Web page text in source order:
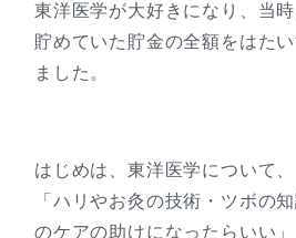
東洋医学が大好きになり、当
貯めていた貯金の全額をはた
ました。
はじめは、東洋医学について、
「ハリやお灸の技術・ツボの
のケアの助けになったらいい」